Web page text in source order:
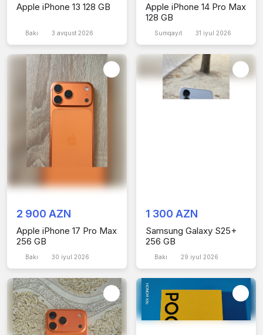
Apple iPhone 13 128 GB
Bakı 3 avqust 2026
Apple iPhone 14 Pro Max
128 GB
Sumqayıt 31 iyul 2026
2 900 AZN
Apple iPhone 17 Pro Max
256 GB
Bakı 30 iyul 2026
1 300 AZN
Samsung Galaxy S25+
256 GB
Bakı 29 iyul 2026